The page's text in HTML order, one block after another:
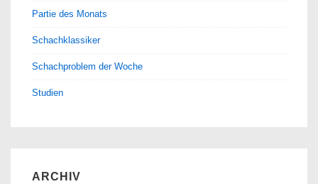
Partie des Monats
Schachklassiker
Schachproblem der Woche
Studien
ARCHIV